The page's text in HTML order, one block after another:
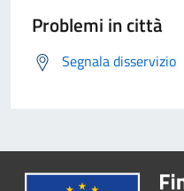
Problemi in città
Segnala disservizio